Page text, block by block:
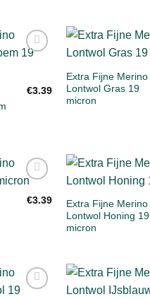
€3.39
Extra Fijne Merino
Lontwol Gras 19
micron
aan€3.39
Extra Fijne Merino
Lontwol Honing 19
micron